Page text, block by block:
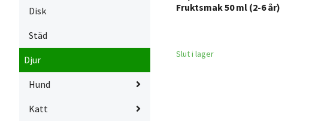
Disk
Städ
Djur
Hund
Katt
Fruktsmak 50 ml (2-6 år)
Slut i lager